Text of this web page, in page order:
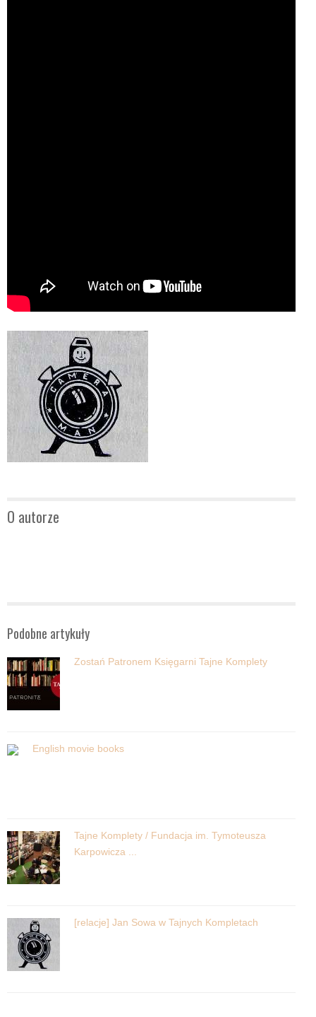
O autorze
Podobne artykuły
Zostań Patronem Księgarni Tajne Komplety
English movie books
Tajne Komplety / Fundacja im. Tymoteusza
Karpowicza ...
[relacje] Jan Sowa w Tajnych Kompletach